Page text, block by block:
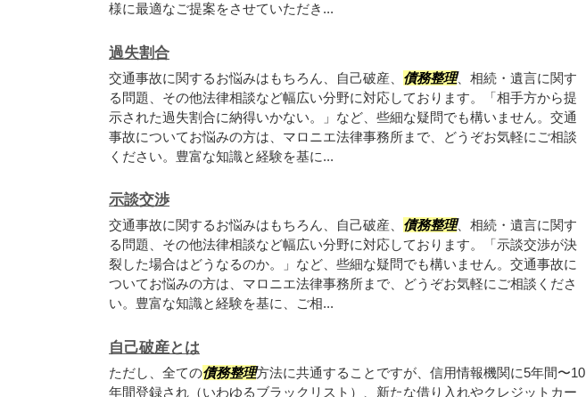
様に最適なご提案をさせていただき...
過失割合
交通事故に関するお悩みはもちろん、自己破産、 債務整理、相続・遺言に関す
る問題、その他法律相談など幅広い分野に対応しております。「相手方から提
示された過失割合に納得いかない。」など、些細な疑問でも構いません。交通
事故についてお悩みの方は、マロニエ法律事務所まで、どうぞお気軽にご相談
ください。豊富な知識と経験を基に...
示談交渉
交通事故に関するお悩みはもちろん、自己破産、 債務整理、相続・遺言に関す
る問題、その他法律相談など幅広い分野に対応しております。「示談交渉が決
裂した場合はどうなるのか。」など、些細な疑問でも構いません。交通事故に
ついてお悩みの方は、マロニエ法律事務所まで、どうぞお気軽にご相談くださ
い。豊富な知識と経験を基に、ご相...
自己破産とは
ただし、全ての債務整理方法に共通することですが、信用情報機関に5年間〜10
年間登録され（いわゆるブラックリスト）、新たな借り入れやクレジットカー